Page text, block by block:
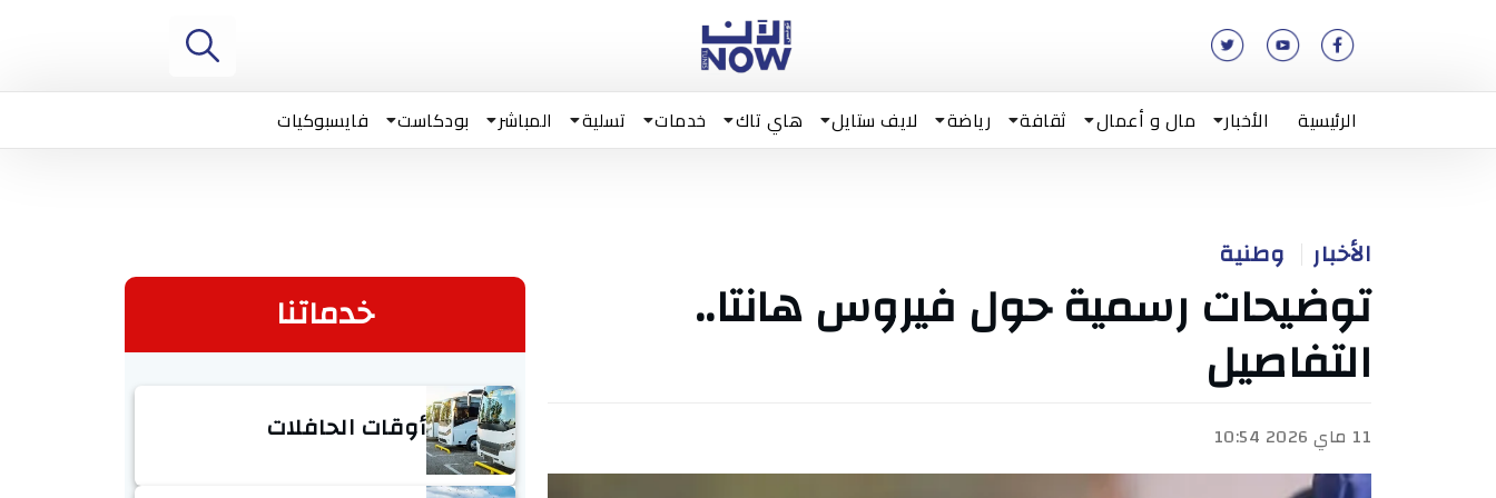
الرئيسية الأخبار مال و أعمال ثقافة رياضة لايف ستايل هاي تاك خدمات تسلية المباشر بودكاست فايسبوكيات
الأخبار وطنية
توضيحات رسمية حول فيروس هانتا..
التفاصيل
11 ماي 2026 10:54
خدماتنا
أوقات الحافلات